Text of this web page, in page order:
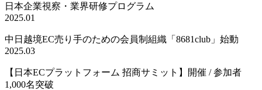
日本企業視察・業界研修プログラム
2025.01
中日越境EC売り手のための会員制組織 「8681club」始動
2025.03
【日本ECプラットフォーム 招商サミット】
開催 / 参加者
1,000名突破